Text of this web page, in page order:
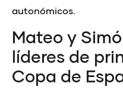
autonómicos.
Mateo y
líderes de
Copa de